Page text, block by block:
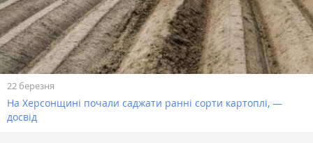
22 березня
На Херсонщині почали саджати ранні сорти картоплі, —
досвід